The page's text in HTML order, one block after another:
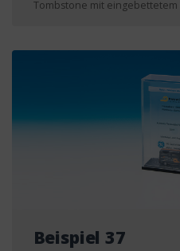
Tombstone mit
Beispiel 37